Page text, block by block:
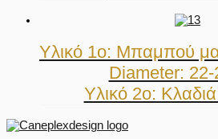
Υλικό 1ο: Μπαμπού
Diameter:
Υλικό 2ο: